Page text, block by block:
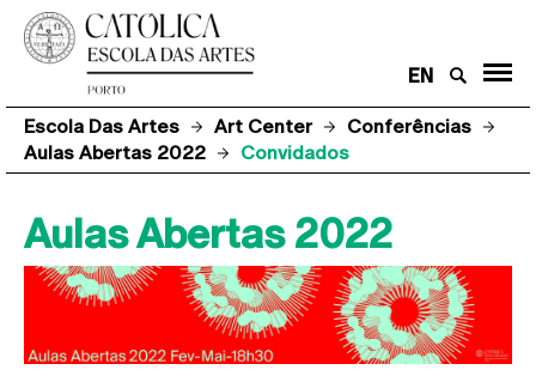
EN
Escola Das Artes Art Center
Conferências
Aulas Abertas 2022
Convidados
Aulas Abertas 2022